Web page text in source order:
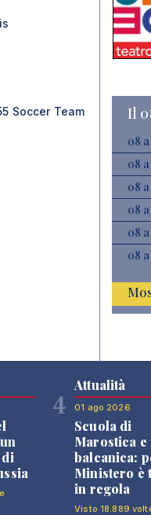
Soccer Team
Il
08
08
08
08
08
08
4
Attualità
01 ago 2026
Scuola di
Marostica e
balcanica:
Ministero è
in regola
Visto 18.889